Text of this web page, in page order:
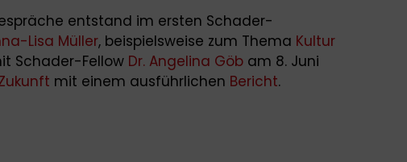
entstand im ersten Schader-
Lisa Müller, beispielsweise zum Thema Kultur
Schader-Fellow Dr. Angelina Göb am 8. Juni
mit einem ausführlichen Bericht.